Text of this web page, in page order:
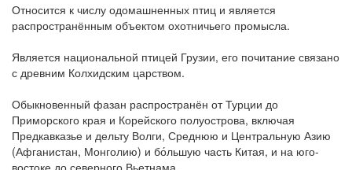
Относится к числу одомашненных птиц и является
распространённым объектом охотничьего промысла.
Является национальной птицей Грузии, его почитание связано
с древним Колхидским царством.
Обыкновенный фазан распространён от Турции до
Приморского края и Корейского полуострова, включая
Предкавказье и дельту Волги, Среднюю и Центральную Азию
(Афганистан, Монголию) и бо́льшую часть Китая, и на юго-
востоке до северного Вьетнама.